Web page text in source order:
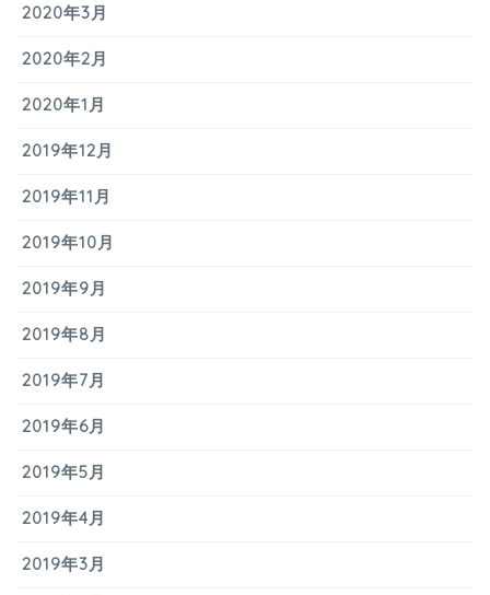
2020年3月
2020年2月
2020年1月
2019年12月
2019年11月
2019年10月
2019年9月
2019年8月
2019年7月
2019年6月
2019年5月
2019年4月
2019年3月